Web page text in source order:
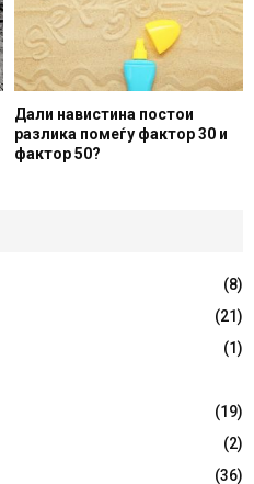
Дали навистина постои
разлика помеѓу фактор 30 и
фактор 50?
(8)
(21)
(1)
(19)
(2)
(36)